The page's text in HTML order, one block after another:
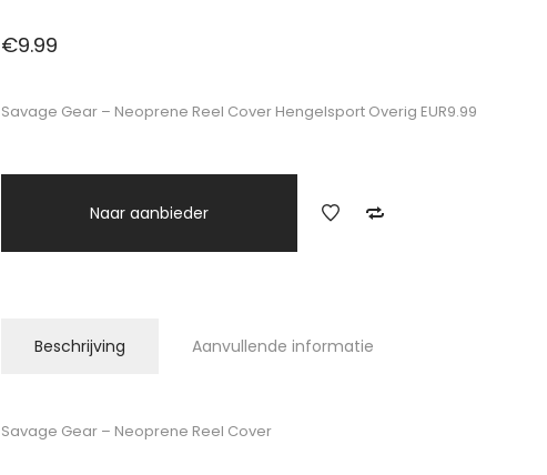
€9.99
Savage Gear – Neoprene Reel Cover Hengelsport Overig EUR9.99
Naar aanbieder
Beschrijving Aanvullende informatie
Savage Gear – Neoprene Reel Cover